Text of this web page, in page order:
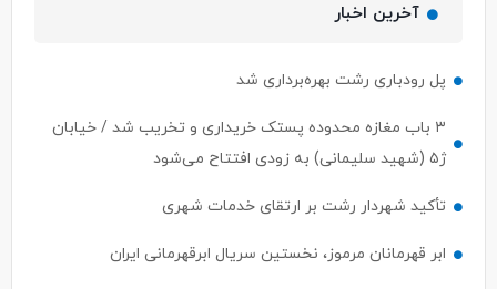
آخرین اخبار
پل رودباری رشت بهره‌برداری شد
۳ باب مغازه محدوده پستک خریداری و تخریب شد / خیابان
ژ۵ (شهید سلیمانی) به زودی افتتاح می‌شود
تأکید شهردار رشت بر ارتقای خدمات شهری
ابر قهرمانان مرموز، نخستین سریال ابرقهرمانی ایران